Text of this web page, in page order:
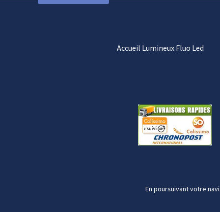
Accueil Lumineux Fluo Led
En poursuivant votre